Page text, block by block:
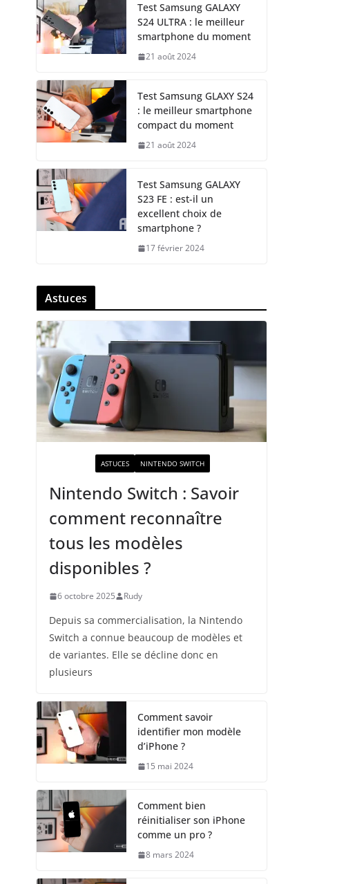
Test Samsung GALAXY
S24 ULTRA : le meilleur
smartphone du moment
21 août 2024
Test Samsung GLAXY S24
: le meilleur smartphone
compact du moment
21 août 2024
Test Samsung GALAXY
S23 FE : est-il un
excellent choix de
smartphone ?
17 février 2024
Astuces
ASTUCES NINTENDO SWITCH
Nintendo Switch : Savoir
comment reconnaître
tous les modèles
disponibles ?
6 octobre 2025 Rudy
Depuis sa commercialisation, la Nintendo
Switch a connue beaucoup de modèles et
de variantes. Elle se décline donc en
plusieurs
Comment savoir
identifier mon modèle
d’iPhone ?
15 mai 2024
Comment bien
réinitialiser son iPhone
comme un pro ?
8 mars 2024